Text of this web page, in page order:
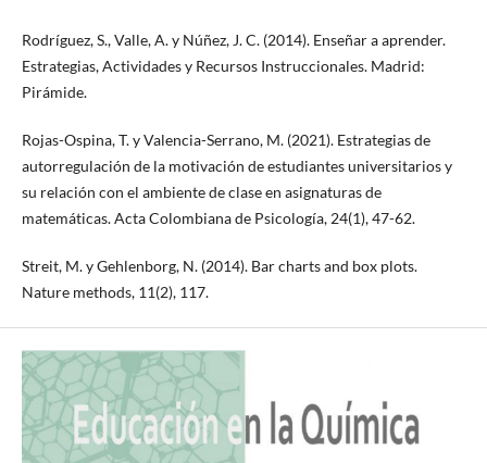
Rodríguez, S., Valle, A. y Núñez, J. C. (2014). Enseñar a aprender.
Estrategias, Actividades y Recursos Instruccionales. Madrid:
Pirámide.
Rojas-Ospina, T. y Valencia-Serrano, M. (2021). Estrategias de
autorregulación de la motivación de estudiantes universitarios y
su relación con el ambiente de clase en asignaturas de
matemáticas. Acta Colombiana de Psicología, 24(1), 47-62.
Streit, M. y Gehlenborg, N. (2014). Bar charts and box plots.
Nature methods, 11(2), 117.